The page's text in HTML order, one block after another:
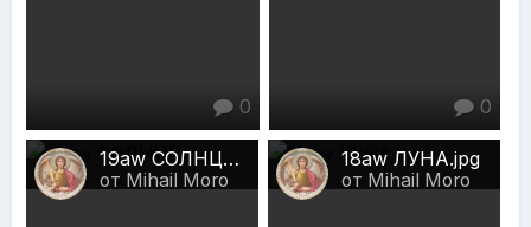
0 0
19aw СОЛНЦЕ.jpg
от Mihail Moro
18aw ЛУНА.jpg
от Mihail Moro